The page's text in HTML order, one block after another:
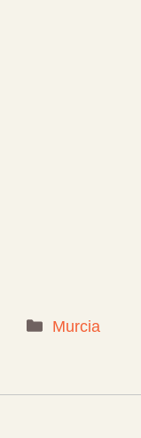
Categorías
Murcia